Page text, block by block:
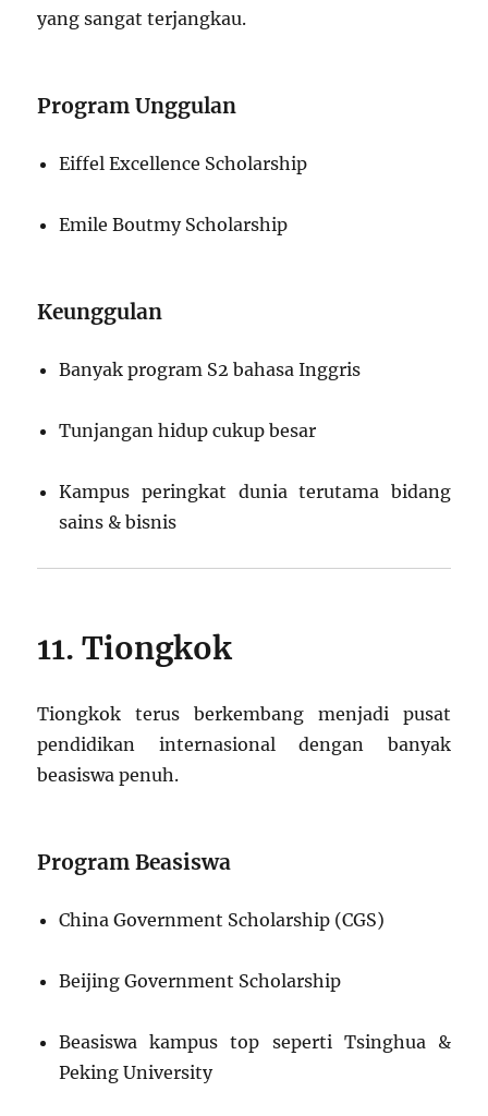
yang sangat terjangkau.
Program Unggulan
Eiffel Excellence Scholarship
Emile Boutmy Scholarship
Keunggulan
Banyak program S2 bahasa Inggris
Tunjangan hidup cukup besar
Kampus peringkat dunia terutama bidang
sains & bisnis
11. Tiongkok
Tiongkok terus berkembang menjadi pusat
pendidikan internasional dengan banyak
beasiswa penuh.
Program Beasiswa
China Government Scholarship (CGS)
Beijing Government Scholarship
Beasiswa kampus top seperti Tsinghua &
Peking University